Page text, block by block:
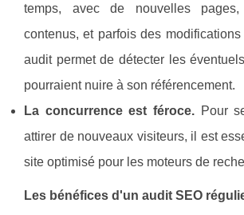
temps, avec de nouvelles
contenus, et parfois des
audit permet de détecter les
pourraient nuire à son référencement.
La concurrence est féroce.Pour
attirer de nouveaux visiteurs, il est
site optimisé pour les moteurs de
Les bénéfices d'un audit SEO